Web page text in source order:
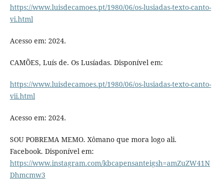
https://www.luisdecamoes.pt/1980/06/os-lusiadas-texto-canto-
vi.html
Acesso em: 2024.
CAMÕES, Luís de. Os Lusíadas. Disponível em:
https://www.luisdecamoes.pt/1980/06/os-lusiadas-texto-canto-
vii.html
Acesso em: 2024.
SOU POBREMA MEMO. Xômano que mora logo ali.
Facebook. Disponível em:
https://www.instagram.com/kbcapensanteigsh=amZuZW41N
Dhmcmw3